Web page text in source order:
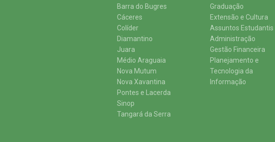
Barra do Bugres
Cáceres
Colíder
Diamantino
Juara
Médio Araguaia
Nova Mutum
Nova Xavantina
Pontes e Lacerda
Sinop
Tangará da Serra
Graduação
Extensão e Cultura
Assuntos Estudantis
Administração
Gestão Financeira
Planejamento e
Tecnologia da
Informação